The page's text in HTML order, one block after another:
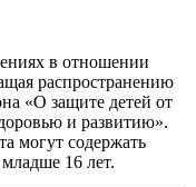
в отношении
распространению
«О защите детей от
и развитию».
могут содержать
16 лет.